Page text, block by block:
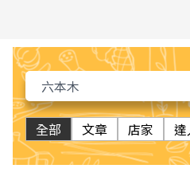
全部 文章 店家 達